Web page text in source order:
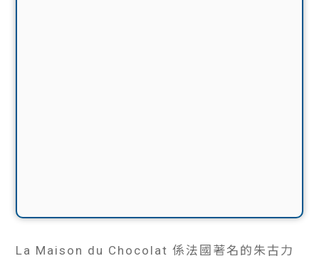
La Maison du Chocolat 係法國著名的朱古力